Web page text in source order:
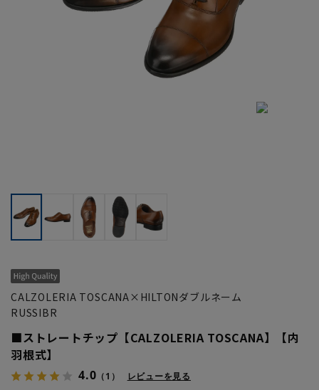
CALZOLERIA TOSCANA×HILTONダブルネーム
RUSSIBR
■ストレートチップ【CALZOLERIA TOSCANA】【内
羽根式】
4.0 （1） レビューを見る